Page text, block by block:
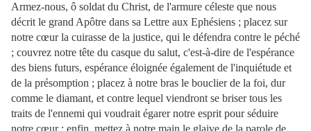
Armez-nous, ô soldat du Christ, de l'armure céleste que nous
décrit le grand Apôtre dans sa Lettre aux Ephésiens ; placez sur
notre cœur la cuirasse de la justice, qui le défendra contre le péché
; couvrez notre tête du casque du salut, c'est-à-dire de l'espérance
des biens futurs, espérance éloignée également de l'inquiétude et
de la présomption ; placez à notre bras le bouclier de la foi, dur
comme le diamant, et contre lequel viendront se briser tous les
traits de l'ennemi qui voudrait égarer notre esprit pour séduire